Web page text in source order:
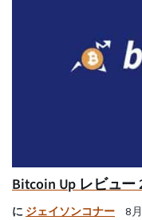
Bitcoin Up レビュー
に ジェイソンコナー 8